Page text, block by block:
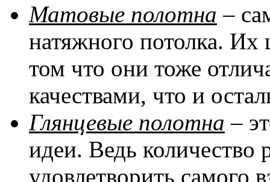
Матовые полотна –
натяжного потолка. Их
том что они тоже
качествами, что и
Глянцевые полотна –
идеи. Ведь количество
удовлетворить самого